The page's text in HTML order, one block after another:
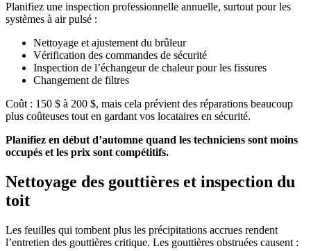
Planifiez une inspection professionnelle annuelle, surtout pour les
systèmes à air pulsé :
Nettoyage et ajustement du brûleur
Vérification des commandes de sécurité
Inspection de l’échangeur de chaleur pour les fissures
Changement de filtres
Coût : 150 $ à 200 $, mais cela prévient des réparations beaucoup
plus coûteuses tout en gardant vos locataires en sécurité.
Planifiez en début d’automne quand les techniciens sont moins
occupés et les prix sont compétitifs.
Nettoyage des gouttières et inspection du
toit
Les feuilles qui tombent plus les précipitations accrues rendent
l’entretien des gouttières critique. Les gouttières obstruées causent :